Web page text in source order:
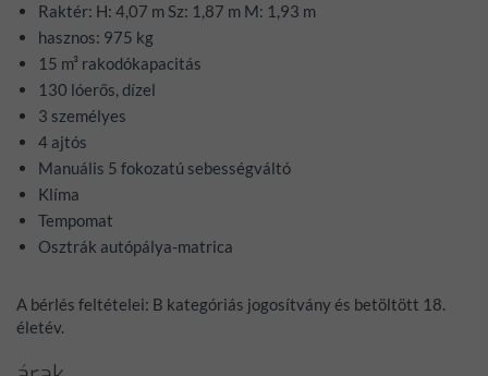
Raktér: H: 4,07 m Sz: 1,87 m M: 1,93 m
hasznos: 975 kg
15 m³ rakodókapacitás
130 lóerős, dízel
3 személyes
4 ajtós
Manuális 5 fokozatú sebességváltó
Klíma
Tempomat
Osztrák autópálya-matrica
A bérlés feltételei: B kategóriás jogosítvány és betöltött 18.
életév.